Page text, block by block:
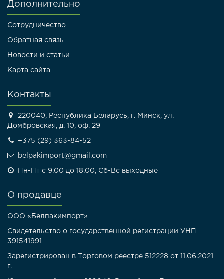
Дополнительно
Сотрудничество
Обратная связь
Новости и статьи
Карта сайта
Контакты
220040, Республика Беларусь, г. Минск, ул.
Домбровская, д. 10, оф. 29
+375 (29) 363-84-52
belpakimport@gmail.com
Пн-Пт с 9.00 до 18.00, Сб-Вс выходные
О продавце
ООО «Белпакимпорт»
Свидетельство о государственной регистрации УНП
391541991
Зарегистрирован в Торговом реестре 512228 от 11.06.2021
г.